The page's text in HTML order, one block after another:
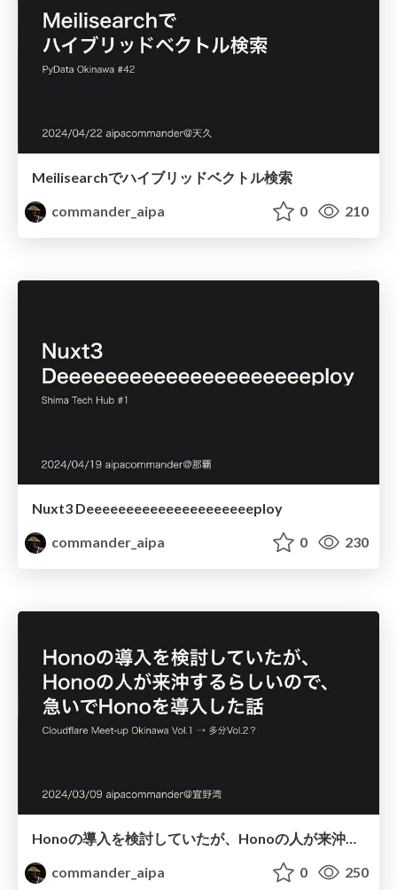
Meilisearchでハイブリッドベクトル検索
commander_aipa
0 210
Nuxt3 Deeeeeeeeeeeeeeeeeeeeeploy
commander_aipa
0 230
Honoの導入を検討していたが、Honoの人が来沖するらしいので、急いでHonoを導入した話
commander_aipa
0 250